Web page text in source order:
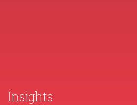
Insights